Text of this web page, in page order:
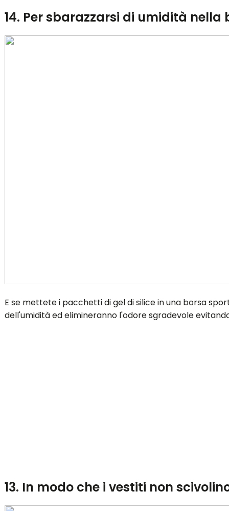
14. Per sbarazzarsi di umidità
E se mettete i pacchetti di gel di silice in una borsa
dell'umidità ed elimineranno l'odore sgradevole
13. In modo che i vestiti non